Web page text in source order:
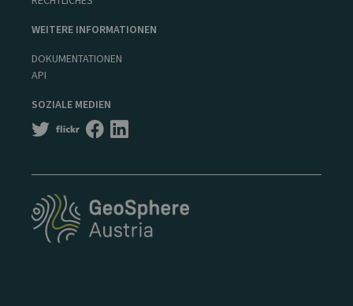
WEITERE INFORMATIONEN
DOKUMENTATIONEN
API
SOZIALE MEDIEN